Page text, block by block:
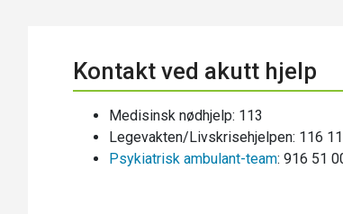
Kontakt ved akutt hjelp
Medisinsk nødhjelp: 113
Legevakten/Livskrisehjelpen: 116
Psykiatrisk ambulant-team: 916 51